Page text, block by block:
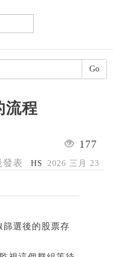
流程
177
發表 HS 2026 三月 23
篩選後的股票存
Go